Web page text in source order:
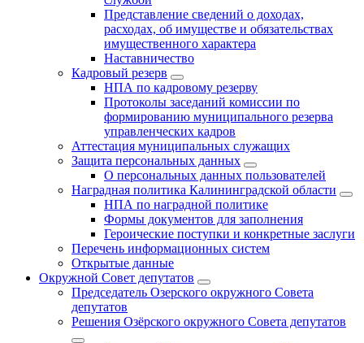
Представление сведений о доходах,
расходах, об имуществе и обязательствах
имущественного характера
Наставничество
Кадровый резерв
НПА по кадровому резерву
Протоколы заседаний комиссии по
формированию муниципального резерва
управленческих кадров
Аттестация муниципальных служащих
Защита персональных данных
О персональных данных пользователей
Наградная политика Калининградской области
НПА по наградной политике
Формы документов для заполнения
Героические поступки и конкретные заслуги
Перечень информационных систем
Открытые данные
Окружной Совет депутатов
Председатель Озерского окружного Совета
депутатов
Решения Озёрского окружного Совета депутатов